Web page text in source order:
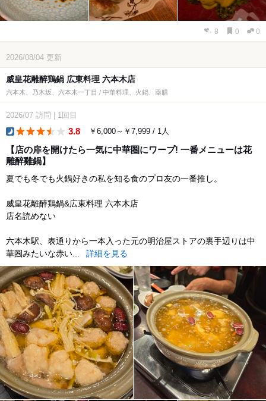
8 0 0
2026/08/04 更新
威皇花雕醉鶏鍋 広東料理 六本木店
六本木、乃木坂、六本木一丁目 / 中華料理、火鍋、薬膳
2026/07 訪問 1回目
3.8 ￥6,000～￥7,999 / 1人
【店の扉を開けたら一気に中華圏にワープ! 一番メニューは花
雕醉雞鍋】
夏でも冬でも火鍋好きの私を知る食のプロ友の一番推し。
威皇花離醉鶏鍋&広東料理 六本木店
店名読めない
六本木駅、表通りから一本入った元の明治屋ストアの裏手辺りは中
華圏みたいな赤い...
詳細を見る